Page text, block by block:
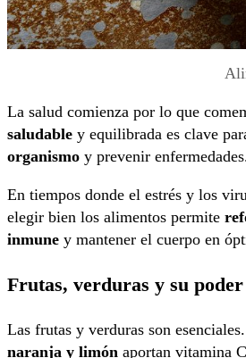
La salud comienza por lo que
saludable y equilibrada es clave
organismo y prevenir
En tiempos donde el estrés y los
elegir bien los alimentos permite
inmune y mantener el cuerpo en
Frutas, verduras y su
Las frutas y verduras son esenciales.
naranja y limón aportan vitamina